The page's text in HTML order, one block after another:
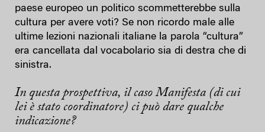
paese europeo un politico scommetterebbe sulla
cultura per avere voti? Se non ricordo male alle
ultime lezioni nazionali italiane la parola “cultura”
era cancellata dal vocabolario sia di destra che di
sinistra.
In questa prospettiva, il caso Manifesta (di cui
lei è stato coordinatore) ci può dare qualche
indicazione?